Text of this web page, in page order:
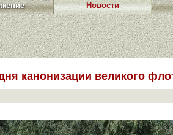
Новости
канонизации великого